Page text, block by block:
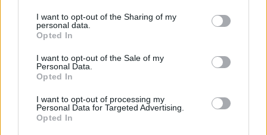
I want to opt-out of the Sharing of my
personal data.
Opted In
I want to opt-out of the Sale of my
Personal Data.
Opted In
I want to opt-out of processing my
Personal Data for Targeted Advertising.
Opted In